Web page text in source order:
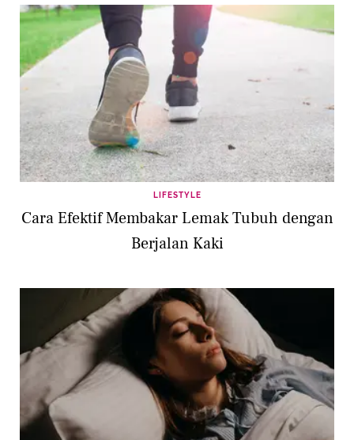
LIFESTYLE
Cara Efektif Membakar Lemak Tubuh dengan
Berjalan Kaki